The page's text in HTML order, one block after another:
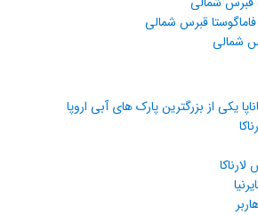
قبرس شمالی
شمالی
یکی از بزرگترین پارک های آبی اروپا